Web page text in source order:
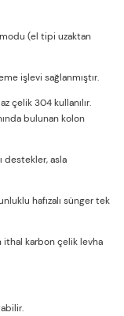
(el tipi uzaktan
işlevi sağlanmıştır.
çelik 304 kullanılır.
bulunan kolon
destekler, asla
hafızalı sünger tek
ithal karbon çelik levha